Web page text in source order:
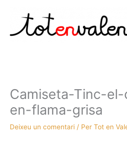
contingut
Camiseta-Tinc-
en-flama-grisa
Deixeu un comentari / Per Tot en